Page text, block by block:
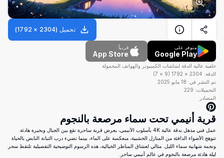
تحميل (
2304
×
1792
)
متوفر على
Google Play
قريباً
App Store
خلفية عالية الدقة لشاشات الكمبيوتر والهواتف المحمولة
الدقة: 2304
×
1792
(
9
×
7
)
تم النشر في: 18 مايو 2025
التحميلات: 229
المصادر
قرية أنيمي تحت سماء مرصعة بالنجوم
عمل فني مذهل بدقة عالية 4K بأسلوب الأنيمي، يعرض قرية ساحرة تقع بين الجبال وبحيرة هادئة.
تتوهج الأضواء الدافئة من المنازل الخشبية، منعكسة على الماء، بينما تضيء درب التبانة النابض بالحياة
ونجمة شهابية سماء الليل. مثالي لعشاق المناظر الخيالية، هذه الرسوم التوضيحية التفصيلية تلتقط سحر
ليلة هادئة مرصعة بالنجوم في عالم أنيمي ساحر.